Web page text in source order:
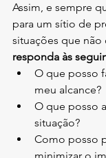
Assim, e sempre
para um sítio de
situações que não
responda às
O que posso
meu alcance?
O que posso
situação?
Como posso